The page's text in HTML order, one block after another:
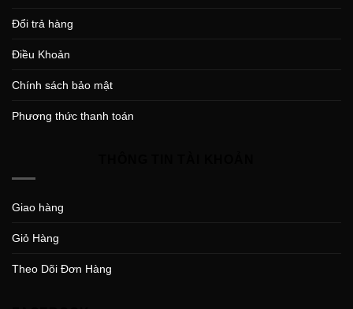
Đổi trả hàng
Điều Khoản
Chính sách bảo mật
Phương thức thanh toán
Giao hàng
Giỏ Hàng
Theo Dõi Đơn Hàng